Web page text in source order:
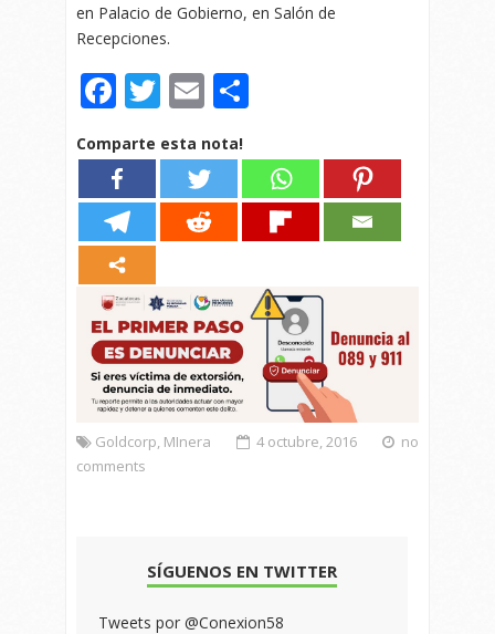
en Palacio de Gobierno, en Salón de
Recepciones.
Facebook
Twitter
Email
Comparte esta nota!
Goldcorp, MInera 4 octubre, 2016
no
comments
SÍGUENOS EN TWITTER
Tweets por @Conexion58